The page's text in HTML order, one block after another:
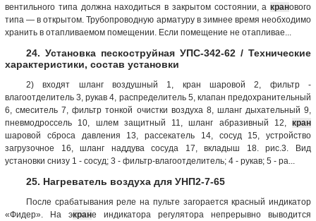
вентильного типа должна находиться в закрытом состоянии, а кранового
типа — в открытом. Трубопроводную арматуру в зимнее время необходимо
хранить в отапливаемом помещении. Если помещение не отапливае...
24. Установка пескоструйная УПС-342-62 / Технические
характеристики, состав установки
2) входят шланг воздушный 1, кран шаровой 2, фильтр -
влагоотделитель 3, рукав 4, распределитель 5, клапан предохранительный
6, смеситель 7, фильтр тонкой очистки воздуха 8, шланг дыхательный 9,
пневмодроссель 10, шлем защитный 11, шланг абразивный 12, кран
шаровой сброса давления 13, рассекатель 14, сосуд 15, устройство
загрузочное 16, шланг наддува сосуда 17, вкладыш 18. рис.3. Вид
установки снизу 1 - сосуд; 3 - фильтр-влагоотделитель; 4 - рукав; 5 - ра...
25. Нагреватель воздуха для УНП2-7-65
После срабатывания реле на пульте загорается красный индикатор
«Фидер». На экране индикатора регулятора непрерывно выводится